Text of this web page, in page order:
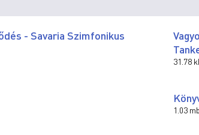
- Savaria Szimfonikus
31.78
1.03 mb